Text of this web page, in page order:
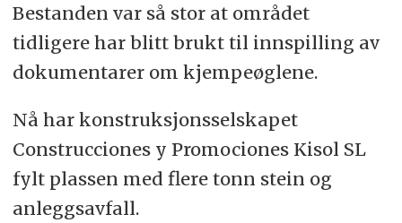
Bestanden var så stor at området
tidligere har blitt brukt til innspilling av
dokumentarer om kjempeøglene.
Nå har konstruksjonsselskapet
Construcciones y Promociones Kisol SL
fylt plassen med flere tonn stein og
anleggsavfall.